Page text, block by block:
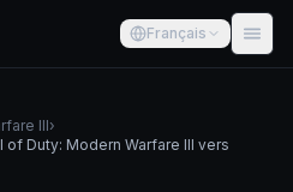
Français
III›
Duty: Modern Warfare III vers